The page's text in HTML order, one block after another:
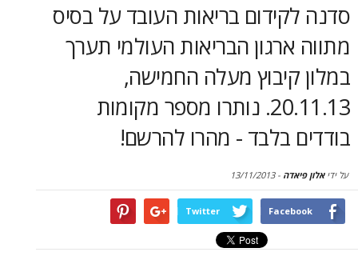
בריאות העובד על בסיס
הבריאות העולמי תערך
מעלה החמישה,
20.11.13. נותרו מספר מקומות
בלבד - מהרו להרשם!
-
13/11/2013
Twitter